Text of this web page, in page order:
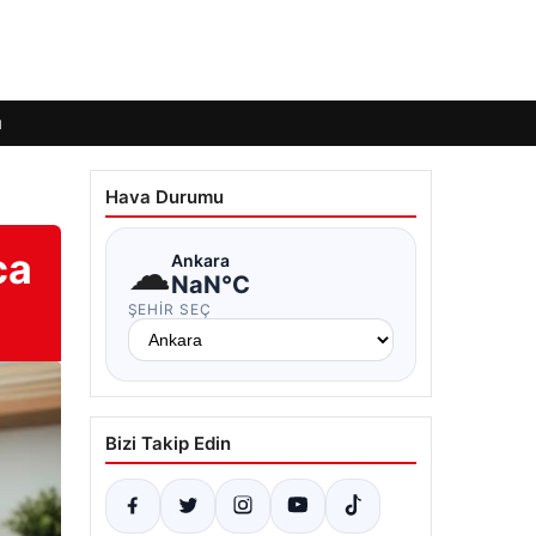
Hava Durumu
☁Ankara
NaN°C
ŞEHIR SEÇ
Bizi Takip Edin